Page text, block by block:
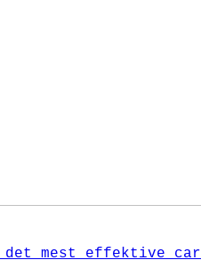
det mest effektive